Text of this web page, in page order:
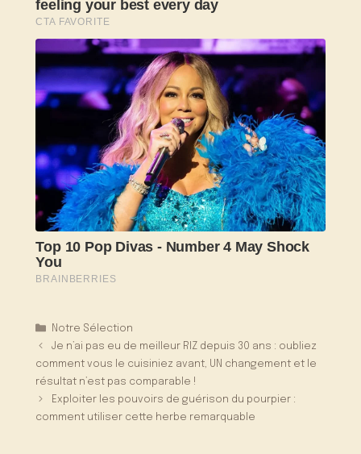
Catégories
Notre Sélection
Je n’ai pas eu de meilleur RIZ depuis 30 ans : oubliez
comment vous le cuisiniez avant, UN changement et le
résultat n’est pas comparable !
Exploiter les pouvoirs de guérison du pourpier :
comment utiliser cette herbe remarquable